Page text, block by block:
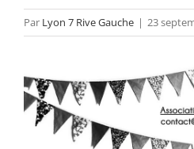
Par Lyon 7 Rive Gauche | 23